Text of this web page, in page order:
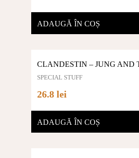
ADAUGĂ ÎN COȘ
CLANDESTIN – JUNG AND
SPECIAL STUFF
26.8 lei
ADAUGĂ ÎN COȘ